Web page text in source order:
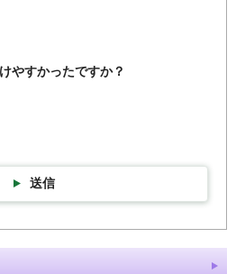
やすかったですか？
送信